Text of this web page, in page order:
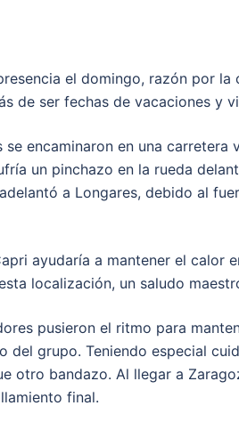
el domingo, razón por
de ser fechas de vacaciones y
se encaminaron en una
un pinchazo en la rueda
a Longares, debido al
ayudaría a mantener el calor
localización, un saludo
pusieron el ritmo para
del grupo. Teniendo especial
otro bandazo. Al llegar a
final.